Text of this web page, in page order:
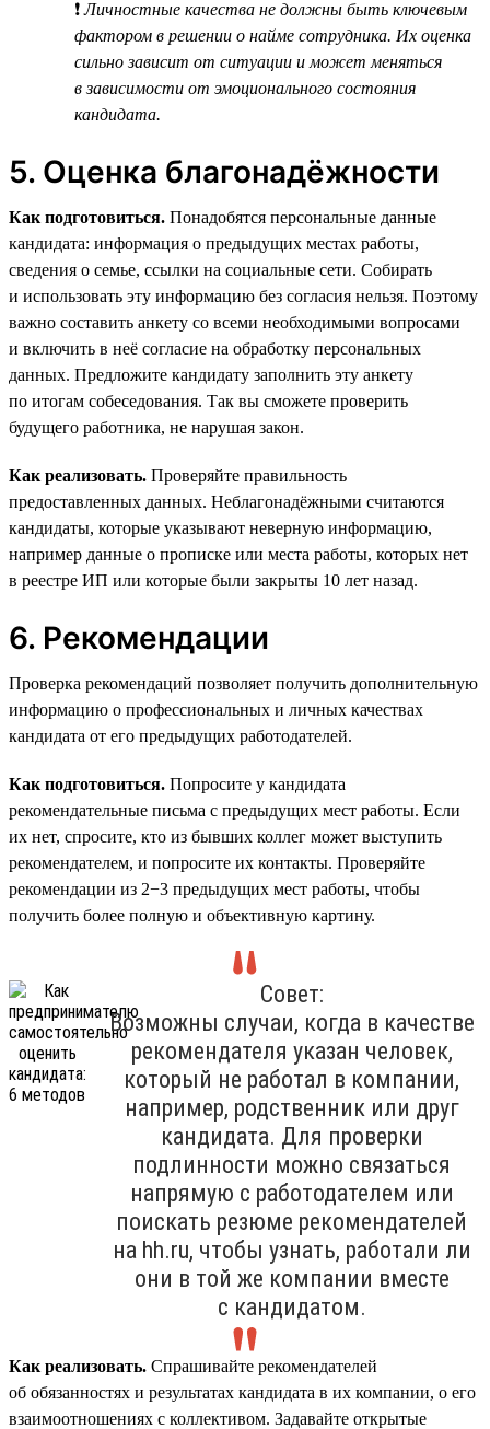
❗Личностные качества не должны быть ключевым
фактором в решении о найме сотрудника. Их оценка
сильно зависит от ситуации и может меняться
в зависимости от эмоционального состояния
кандидата.
5. Оценка благонадёжности
Как подготовиться. Понадобятся персональные данные
кандидата: информация о предыдущих местах работы,
сведения о семье, ссылки на социальные сети. Собирать
и использовать эту информацию без согласия нельзя. Поэтому
важно составить анкету со всеми необходимыми вопросами
и включить в неё согласие на обработку персональных
данных. Предложите кандидату заполнить эту анкету
по итогам собеседования. Так вы сможете проверить
будущего работника, не нарушая закон.
Как реализовать. Проверяйте правильность
предоставленных данных. Неблагонадёжными считаются
кандидаты, которые указывают неверную информацию,
например данные о прописке или места работы, которых нет
в реестре ИП или которые были закрыты 10 лет назад.
6. Рекомендации
Проверка рекомендаций позволяет получить дополнительную
информацию о профессиональных и личных качествах
кандидата от его предыдущих работодателей.
Как подготовиться. Попросите у кандидата
рекомендательные письма с предыдущих мест работы. Если
их нет, спросите, кто из бывших коллег может выступить
рекомендателем, и попросите их контакты. Проверяйте
рекомендации из 2−3 предыдущих мест работы, чтобы
получить более полную и объективную картину.
Совет:
Возможны случаи, когда в качестве
рекомендателя указан человек,
который не работал в компании,
например, родственник или друг
кандидата. Для проверки
подлинности можно связаться
напрямую с работодателем или
поискать резюме рекомендателей
на hh.ru, чтобы узнать, работали ли
они в той же компании вместе
с кандидатом.
Как реализовать. Спрашивайте рекомендателей
об обязанностях и результатах кандидата в их компании, о его
взаимоотношениях с коллективом. Задавайте открытые